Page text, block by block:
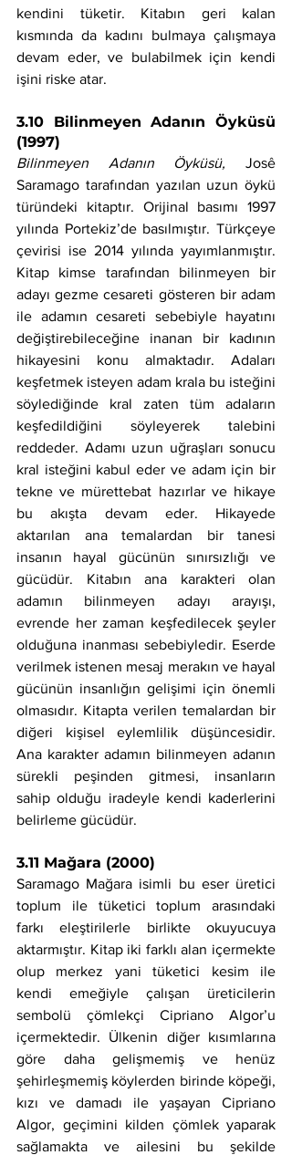
kendini tüketir. Kitabın geri kalan
kısmında da kadını bulmaya çalışmaya
devam eder, ve bulabilmek için kendi
işini riske atar.
3.10 Bilinmeyen Adanın Öyküsü
(1997)
Bilinmeyen Adanın Öyküsü, Josê
Saramago tarafından yazılan uzun öykü
türündeki kitaptır. Orijinal basımı 1997
yılında Portekiz’de basılmıştır. Türkçeye
çevirisi ise 2014 yılında yayımlanmıştır.
Kitap kimse tarafından bilinmeyen bir
adayı gezme cesareti gösteren bir adam
ile adamın cesareti sebebiyle hayatını
değiştirebileceğine inanan bir kadının
hikayesini konu almaktadır. Adaları
keşfetmek isteyen adam krala bu isteğini
söylediğinde kral zaten tüm adaların
keşfedildiğini söyleyerek talebini
reddeder. Adamı uzun uğraşları sonucu
kral isteğini kabul eder ve adam için bir
tekne ve mürettebat hazırlar ve hikaye
bu akışta devam eder. Hikayede
aktarılan ana temalardan bir tanesi
insanın hayal gücünün sınırsızlığı ve
gücüdür. Kitabın ana karakteri olan
adamın bilinmeyen adayı arayışı,
evrende her zaman keşfedilecek şeyler
olduğuna inanması sebebiyledir. Eserde
verilmek istenen mesaj merakın ve hayal
gücünün insanlığın gelişimi için önemli
olmasıdır. Kitapta verilen temalardan bir
diğeri kişisel eylemlilik düşüncesidir.
Ana karakter adamın bilinmeyen adanın
sürekli peşinden gitmesi, insanların
sahip olduğu iradeyle kendi kaderlerini
belirleme gücüdür.
3.11 Mağara (2000)
Saramago Mağara isimli bu eser üretici
toplum ile tüketici toplum arasındaki
farkı eleştirilerle birlikte okuyucuya
aktarmıştır. Kitap iki farklı alan içermekte
olup merkez yani tüketici kesim ile
kendi emeğiyle çalışan üreticilerin
sembolü çömlekçi Cipriano Algor’u
içermektedir. Ülkenin diğer kısımlarına
göre daha gelişmemiş ve henüz
şehirleşmemiş köylerden birinde köpeği,
kızı ve damadı ile yaşayan Cipriano
Algor, geçimini kilden çömlek yaparak
sağlamakta ve ailesini bu şekilde